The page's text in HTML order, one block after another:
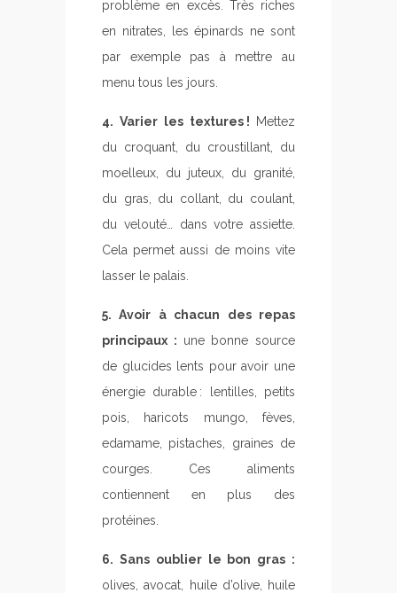
problème en excès. Très riches
en nitrates, les épinards ne sont
par exemple pas à mettre au
menu tous les jours.
4. Varier les textures !
Mettez
du croquant, du croustillant, du
moelleux, du juteux, du granité,
du gras, du collant, du coulant,
du velouté… dans votre assiette.
Cela permet aussi de moins vite
lasser le palais.
5. Avoir à chacun des repas
principaux : une bonne source
de glucides lents pour avoir une
énergie durable : lentilles, petits
pois, haricots mungo, fèves,
edamame, pistaches, graines de
courges. Ces aliments
contiennent en plus des
protéines.
6. Sans oublier le bon gras :
olives, avocat, huile d’olive, huile